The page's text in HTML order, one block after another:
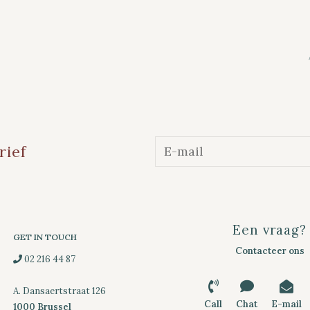
GET IN TOUCH
02 216 44 87
A. Dansaertstraat 126
1000 Brussel
Een vraag?
Contacteer ons
Call Chat E-mail